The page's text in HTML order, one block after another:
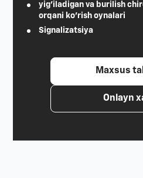
yig'iladigan va burilish
orqani ko'rish oynalari
Signalizatsiya
Maxsus
Onlayn